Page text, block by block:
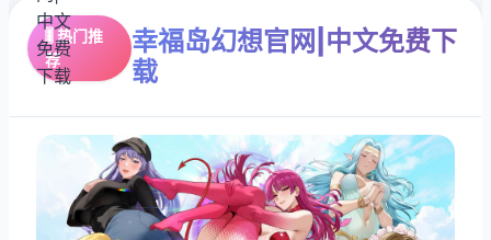
🎚️ 热门推
荐
幸福岛幻想官网|中文免费下
载